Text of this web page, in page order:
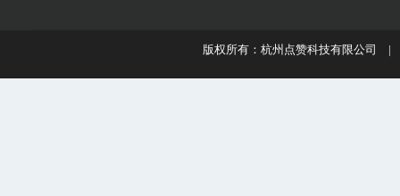
版权所有：杭州点赞科技有限公司